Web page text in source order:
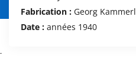
Fabrication : Georg Kammerl
Date : années 1940